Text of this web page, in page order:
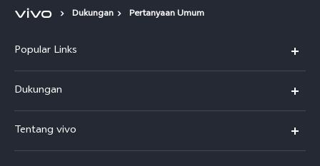
Dukungan Pertanyaan Umum
Popular Links
T5
T5 Pro
Dukungan
Service Center
Tentang vivo